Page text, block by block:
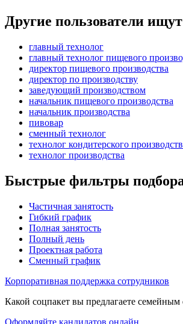
Другие пользователи ищут
главный технолог
главный технолог пищевого
директор пищевого производства
директор по производству
заведующий производством
начальник пищевого производства
начальник производства
пивовар
сменный технолог
технолог кондитерского
технолог производства
Быстрые фильтры
Частичная занятость
Гибкий график
Полная занятость
Полный день
Проектная работа
Сменный график
Корпоративная поддержка сотрудников
Какой соцпакет вы предлагаете семейным
Оформляйте кандидатов онлайн